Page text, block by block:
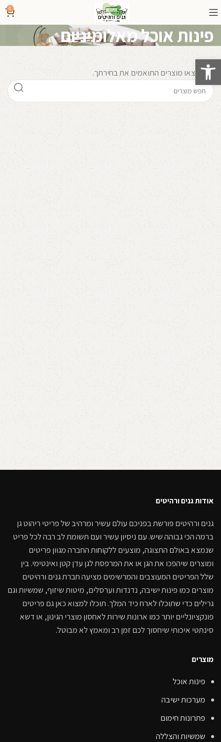
פתח סרגל נגישות
0
פינות אוכל מאלומיניום
לא נמצאו מוצרים התואמים את בחירתך.
אודות גנים ורהיטים
גנים ורהיטים פורשת בפניכם עולם עשיר ומרהיב של פריטי ריהוט גן
ברמה הכי גבוהה שיש. עם ניסיון עשיר ועם תשומת לב רבה לכל פריט
שנמצא באולם התצוגה, מוצעים ללקוחות החברה מגוון פריטים
ומוצרים שיהפכו את הגן או את המרפסת לגן עדן קטן ואינטימי. בין
שלל הפריטים המעוצבים והמרשימים מציעה חברת גנים ורהיטים
מוצרים כמו פינות ישיבה, נדנדות וערסלים, מיטות שיזוף, שמשיות וגם
גרילים כדי שתוכלו לארח כיד המלך. תוכלו למצוא כאן גם פריטים
פונקציונליים יותר כמו ארונות שירות לאחסון מוצרי הגינון, או דשא
סינתטי איכותי שיחסוך לכם זמן רב ומאמץ לא מבוטל.
מוצרים
פינות אוכל
מערכות ישיבה
פתרונות חימום
שמשיות והצללה